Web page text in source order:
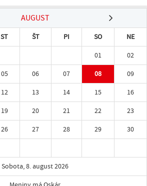
AUGUST
ST ŠT PI SO
NE
01
02
05 06 07 08
09
12 13 14 15
16
19 20 21 22
23
26 27 28 29
30
Sobota, 8. august 2026